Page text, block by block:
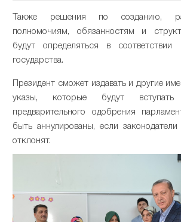
Также решения по созданию,
полномочиям, обязанностям и
будут определяться в
государства.
Президент сможет издавать и другие
указы, которые будут
предварительного одобрения
быть аннулированы, если
отклонят.